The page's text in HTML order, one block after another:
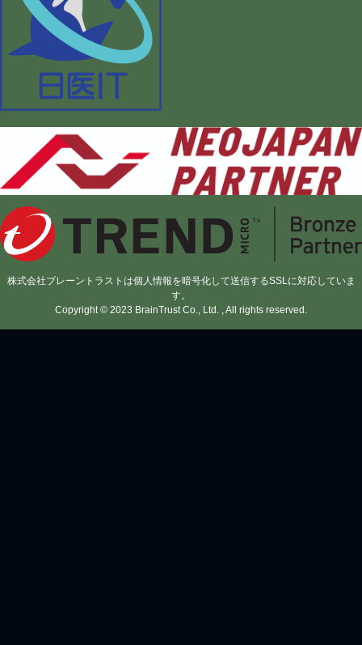
株式会社ブレーントラストは個人情報を暗号化して送信するSSLに対応していま
す。
Copyright © 2023 BrainTrust Co., Ltd. , All rights reserved.